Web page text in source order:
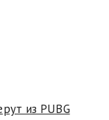
из PUBG